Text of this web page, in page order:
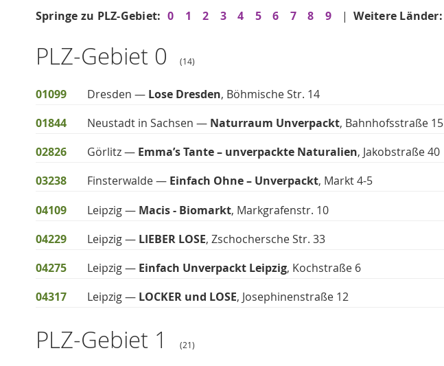
Springe zu PLZ-Gebiet: 0 1 2 3 4 5 6 7 8 9 |Weitere Länder:
PLZ-Gebiet 0 (14)
01099 Dresden — Lose Dresden, Böhmische Str. 14
01844
Neustadt in Sachsen — Naturraum Unverpackt, Bahnhofsstraße 15
02826
Görlitz — Emma’s Tante – unverpackte Naturalien, Jakobstraße 40
03238
Finsterwalde — Einfach Ohne – Unverpackt, Markt 4-5
04109
Leipzig — Macis - Biomarkt, Markgrafenstr. 10
04229
Leipzig — LIEBER LOSE, Zschochersche Str. 33
04275
Leipzig — Einfach Unverpackt Leipzig, Kochstraße 6
04317
Leipzig — LOCKER und LOSE, Josephinenstraße 12
PLZ-Gebiet 1 (21)